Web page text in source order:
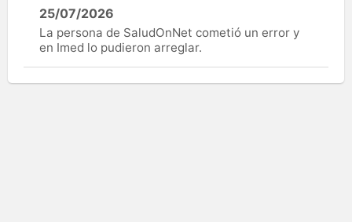
25/07/2026
La persona de SaludOnNet cometió un error y
en Imed lo pudieron arreglar.